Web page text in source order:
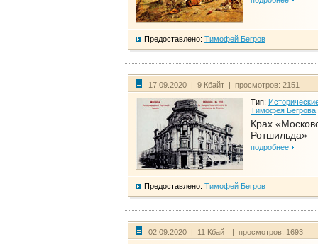
Предоставлено: Тимофей Бегров
17.09.2020 | 9 Кбайт | просмотров: 2151
Тип:
Тимофея Бегрова
Крах
Ротшильда»
подробнее
Предоставлено: Тимофей Бегров
02.09.2020 | 11 Кбайт | просмотров: 1693